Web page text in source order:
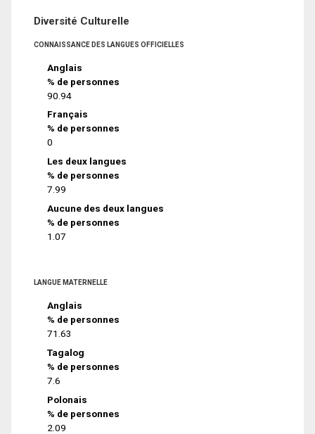
Diversité Culturelle
CONNAISSANCE DES LANGUES OFFICIELLES
Anglais
% de personnes
90.94
Français
% de personnes
0
Les deux langues
% de personnes
7.99
Aucune des deux langues
% de personnes
1.07
LANGUE MATERNELLE
Anglais
% de personnes
71.63
Tagalog
% de personnes
7.6
Polonais
% de personnes
2.09